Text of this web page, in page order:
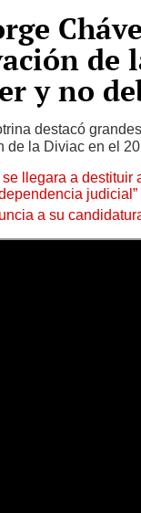
de
y no
destacó
de la Diviac en el
se llegara a
judicial”
a su